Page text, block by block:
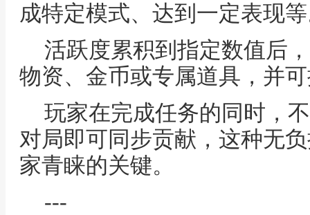
成特定模式、达到一定表现
活跃度累积到指定数值后
物资、金币或专属道具，并
玩家在完成任务的同时，
对局即可同步贡献，这种无
家青睐的关键。
---